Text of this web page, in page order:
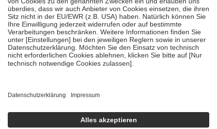
Um das Engagement der Versicherten für ihre eigene Gesundheit zu
stärken und die besondere Stellung der Familie zu unterstützen,
fallenkeine Zuzahlungenan bei:
• Kindern und Jugendlichen bis zum vollendeten 18. Lebensjahr
mit Ausnahme der Fahrkosten
• Untersuchungen zur Vorsorge und Früherkennung, die von der
GKV getragen werden
Einholung von Bewertungen. Trusted Shops hat Maßnahmen
getroffen, um sicherzustellen, dass es sich um echte Bewertungen